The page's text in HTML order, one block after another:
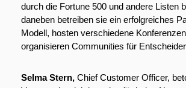
durch die Fortune 500 und andere Listen
daneben betreiben sie ein erfolgreiches
Modell, hosten verschiedene
organisieren Communities für
Selma Stern, Chief Customer Officer,